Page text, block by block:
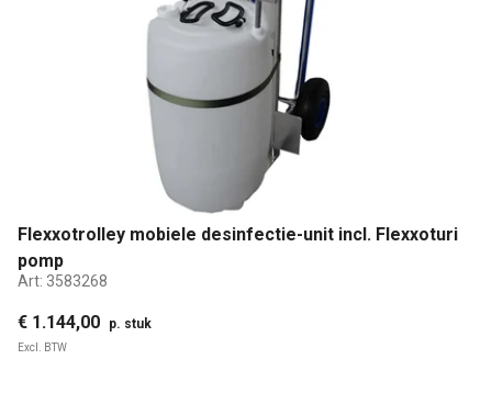
Flexxotrolley mobiele desinfectie-unit incl. Flexxoturi
pomp
Art: 3583268
€ 1.144,00 p. stuk
Excl. BTW